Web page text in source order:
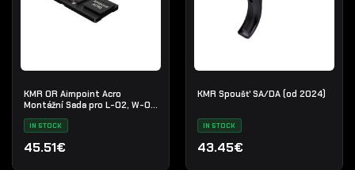
KMR OR Aimpoint Acro
Montážní Sada pro L-02, W-02
Ocel Černý
IN STOCK
45.51€
KMR Spoušť SA/DA (od 2024)
IN STOCK
43.45€